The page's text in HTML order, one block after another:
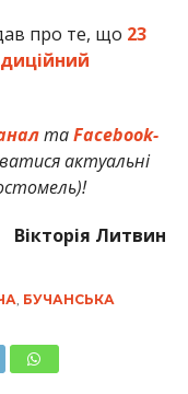
про те, що 23
таFacebook-
актуальні
Вікторія Литвин
, БУЧАНСЬКА